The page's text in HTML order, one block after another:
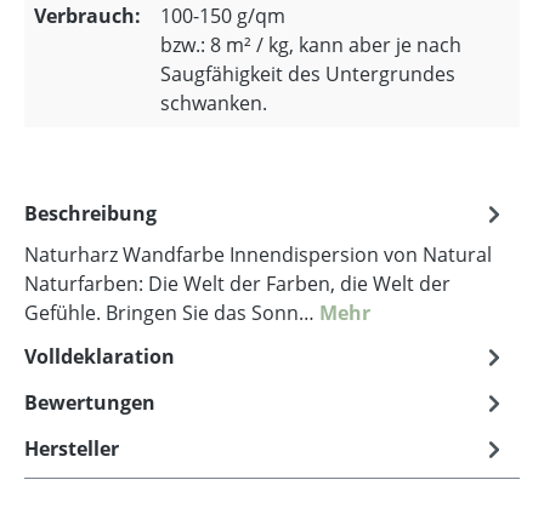
Verbrauch:
100-150 g/qm
bzw.: 8 m² / kg, kann aber je nach
Saugfähigkeit des Untergrundes
schwanken.
Beschreibung
Naturharz Wandfarbe Innendispersion von Natural
Naturfarben: Die Welt der Farben, die Welt der
Gefühle. Bringen Sie das Sonn… Mehr
Volldeklaration
Bewertungen
Hersteller